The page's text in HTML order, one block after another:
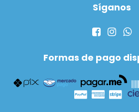
Síganos
Formas de pago